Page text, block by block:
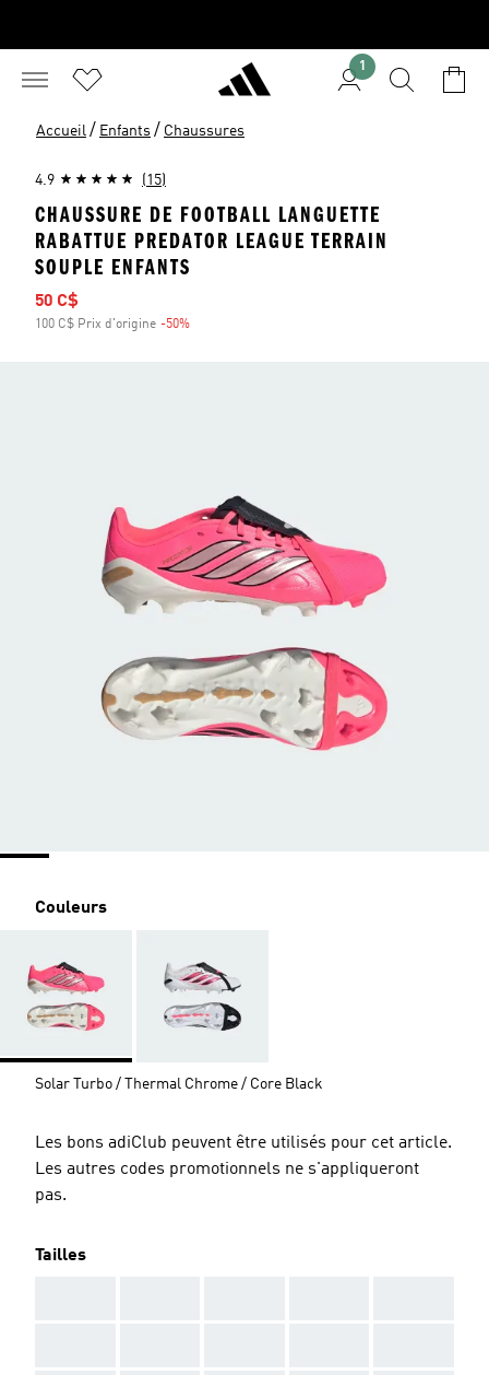
1
Accueil / Enfants / Chaussures
4.9 (15)
CHAUSSURE DE FOOTBALL LANGUETTE
RABATTUE PREDATOR LEAGUE TERRAIN
SOUPLE ENFANTS
Prix soldé
50 C$
100 C$ Prix d'origine -50%
Couleurs
Solar Turbo / Thermal Chrome / Core Black
Les bons adiClub peuvent être utilisés pour cet article.
Les autres codes promotionnels ne s'appliqueront
pas.
Tailles